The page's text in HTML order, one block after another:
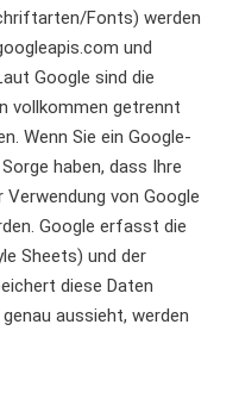
Fonts) werden
und
Google sind die
vollkommen getrennt
Wenn Sie ein Google-
haben, dass Ihre
von Google
Google erfasst die
Sheets) und der
diese Daten
aussieht, werden